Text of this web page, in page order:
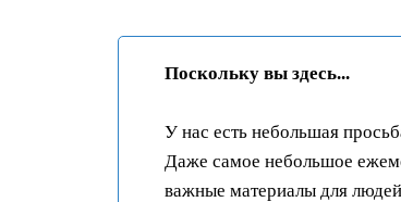
Поскольку вы здесь...
У нас есть небольшая
Даже самое небольшое
важные материалы для